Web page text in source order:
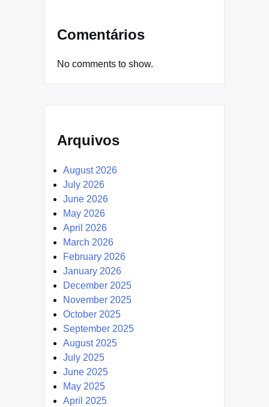
Comentários
No comments to show.
Arquivos
August 2026
July 2026
June 2026
May 2026
April 2026
March 2026
February 2026
January 2026
December 2025
November 2025
October 2025
September 2025
August 2025
July 2025
June 2025
May 2025
April 2025